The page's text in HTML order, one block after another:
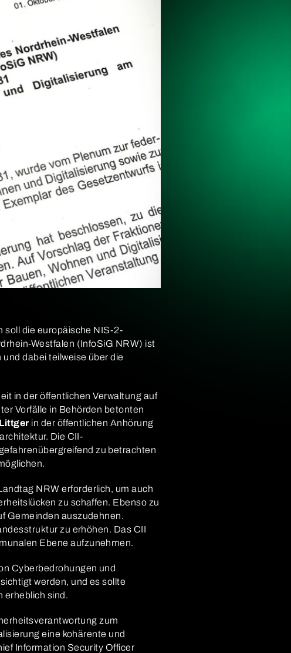
soll die europäische NIS-2-
Westfalen (InfoSiG NRW) ist
dabei teilweise über die
in der öffentlichen Verwaltung auf
Vorfälle in Behörden betonten
in der öffentlichen Anhörung
Die CII-
zu betrachten
NRW erforderlich, um auch
zu schaffen. Ebenso zu
Gemeinden auszudehnen.
zu erhöhen. Das CII
Ebene aufzunehmen.
Cyberbedrohungen und
werden, und es sollte
erheblich sind.
zum
eine kohärente und
Information Security Officer